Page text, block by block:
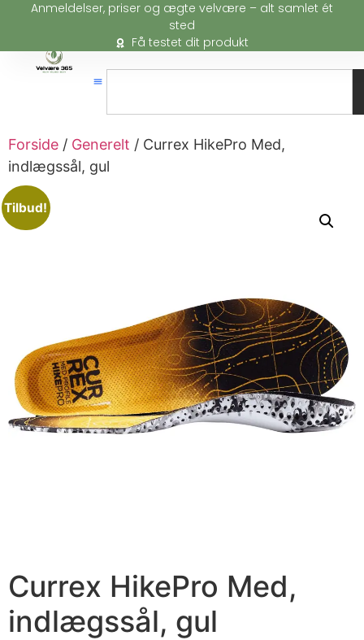
Anmeldelser, priser og ægte velvære – alt samlet ét
sted
Få testet dit produkt
Forside / Generelt / Currex HikePro Med,
indlægssål, gul
Tilbud!
Currex HikePro Med,
indlægssål, gul